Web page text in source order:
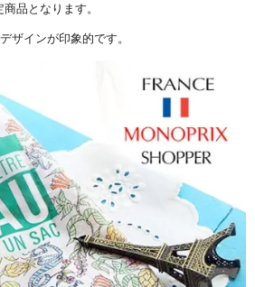
品となります。
ザインが印象的です。